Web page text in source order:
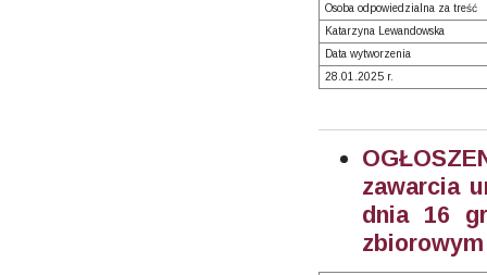
Osoba odpowiedzialna za treść
Katarzyna Lewandowska
Data wytworzenia
28.01.2025 r.
zawarcia
dnia 16
zbiorowym